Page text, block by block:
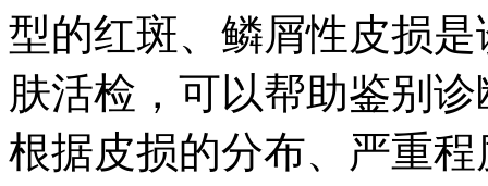
型的红斑、鳞屑性皮损
肤活检，可以帮助鉴别
根据皮损的分布、严重